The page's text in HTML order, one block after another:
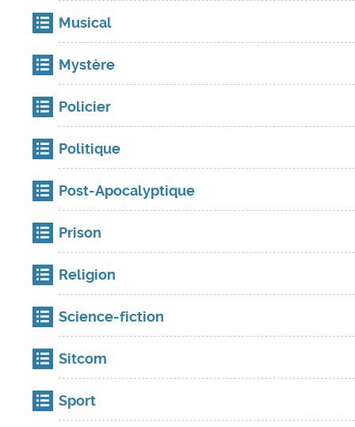
Musical
Mystère
Policier
Politique
Post-Apocalyptique
Prison
Religion
Science-fiction
Sitcom
Sport